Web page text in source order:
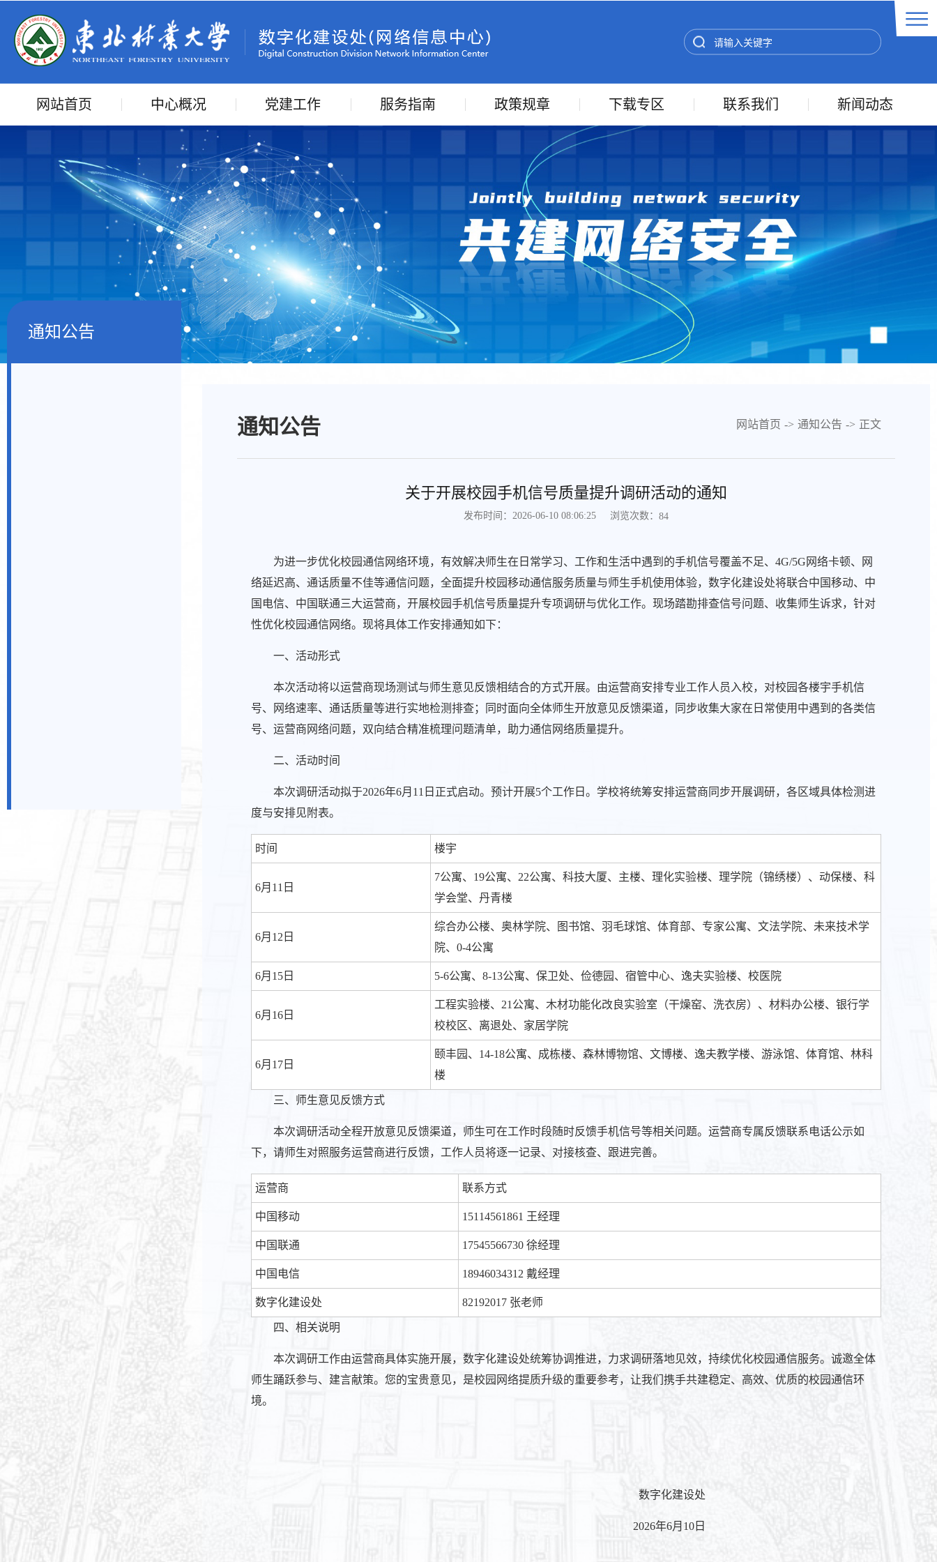
网站首页 中心概况 党建工作 服务指南 政策规章 下载专区 联系我们 新闻动态
通知公告
通知公告 网站首页 -> 通知公告 -> 正文
关于开展校园手机信号质量提升调研活动的通知
发布时间：2026-06-10 08:06:25 浏览次数： 84
为进一步优化校园通信网络环境，有效解决师生在日常学习、工作和生活中遇到的手机信号覆盖不足、4G/5G网络卡顿、网
络延迟高、通话质量不佳等通信问题，全面提升校园移动通信服务质量与师生手机使用体验，数字化建设处将联合中国移动、中
国电信、中国联通三大运营商，开展校园手机信号质量提升专项调研与优化工作。现场踏勘排查信号问题、收集师生诉求，针对
性优化校园通信网络。现将具体工作安排通知如下：
一、活动形式
本次活动将以运营商现场测试与师生意见反馈相结合的方式开展。由运营商安排专业工作人员入校，对校园各楼宇手机信
号、网络速率、通话质量等进行实地检测排查；同时面向全体师生开放意见反馈渠道，同步收集大家在日常使用中遇到的各类信
号、运营商网络问题，双向结合精准梳理问题清单，助力通信网络质量提升。
二、活动时间
本次调研活动拟于2026年6月11日正式启动。预计开展5个工作日。学校将统筹安排运营商同步开展调研，各区域具体检测进
度与安排见附表。
时间 楼宇
6月11日
7公寓、19公寓、22公寓、科技大厦、主楼、理化实验楼、理学院（锦绣楼）、动保楼、科
学会堂、丹青楼
6月12日
综合办公楼、奥林学院、图书馆、羽毛球馆、体育部、专家公寓、文法学院、未来技术学
院、0-4公寓
6月15日 5-6公寓、8-13公寓、保卫处、俭德园、宿管中心、逸夫实验楼、校医院
6月16日
工程实验楼、21公寓、木材功能化改良实验室（干燥窑、洗衣房）、材料办公楼、银行学
校校区、离退处、家居学院
6月17日
颐丰园、14-18公寓、成栋楼、森林博物馆、文博楼、逸夫教学楼、游泳馆、体育馆、林科
楼
三、师生意见反馈方式
本次调研活动全程开放意见反馈渠道，师生可在工作时段随时反馈手机信号等相关问题。运营商专属反馈联系电话公示如
下，请师生对照服务运营商进行反馈，工作人员将逐一记录、对接核查、跟进完善。
运营商 联系方式
中国移动 15114561861 王经理
中国联通 17545566730 徐经理
中国电信 18946034312 戴经理
数字化建设处 82192017 张老师
四、相关说明
本次调研工作由运营商具体实施开展，数字化建设处统筹协调推进，力求调研落地见效，持续优化校园通信服务。诚邀全体
师生踊跃参与、建言献策。您的宝贵意见，是校园网络提质升级的重要参考，让我们携手共建稳定、高效、优质的校园通信环
境。
数字化建设处
2026年6月10日